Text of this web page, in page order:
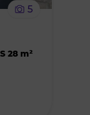
5
28 m²